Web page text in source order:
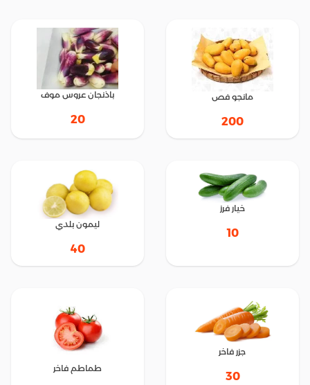
مانجو فص
200
باذنجان عروس موف
20
خيار فرز
10
ليمون بلدي
40
جزر فاخر
30
طماطم فاخر